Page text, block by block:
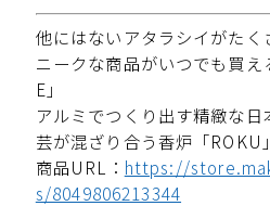
他にはないアタラシイがた
ニークな商品がいつでも買
E」
アルミでつくり出す精緻な
芸が混ざり合う香炉「
商品URL： https://
s/8049806213344